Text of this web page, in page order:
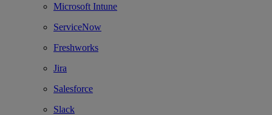
Microsoft Intune
ServiceNow
Freshworks
Jira
Salesforce
Slack